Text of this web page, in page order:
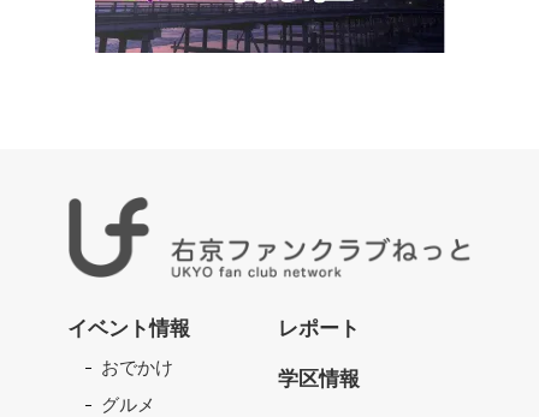
京
フ
イベント情報
おでかけ
グルメ
レポート
学区情報